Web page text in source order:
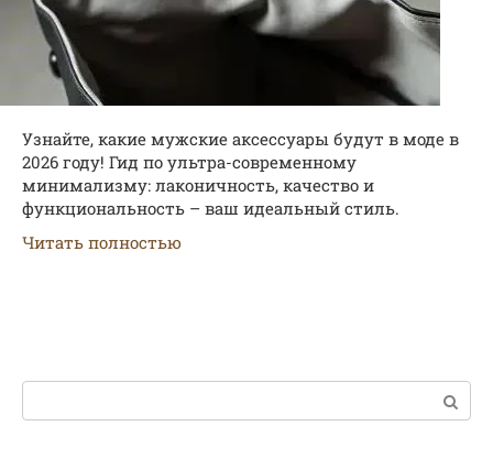
Узнайте, какие мужские аксессуары будут в моде в
2026 году! Гид по ультра-современному
минимализму: лаконичность, качество и
функциональность – ваш идеальный стиль.
Читать полностью
Поиск: